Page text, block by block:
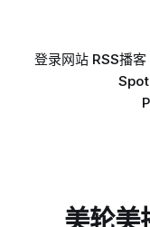
登录网站 RSS播客
美轮